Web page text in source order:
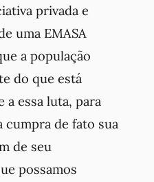
privada e
uma EMASA
a população
do que está
a essa luta, para
cumpra de fato sua
de seu
possamos